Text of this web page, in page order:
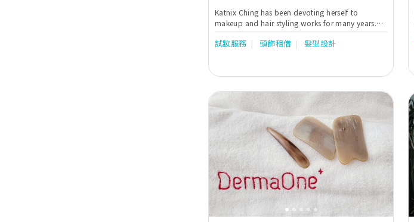
Katnix Ching has been devoting herself to
makeup and hair styling works for many years.
She is adept at revealing one's individual beauty
through makeup and styling with tailor-made
試妝服務 頭飾租借 髮型設計
Previous Next